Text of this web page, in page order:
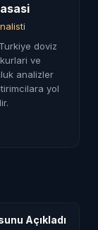
doviz
ve
analizler
yol
Açıkladı